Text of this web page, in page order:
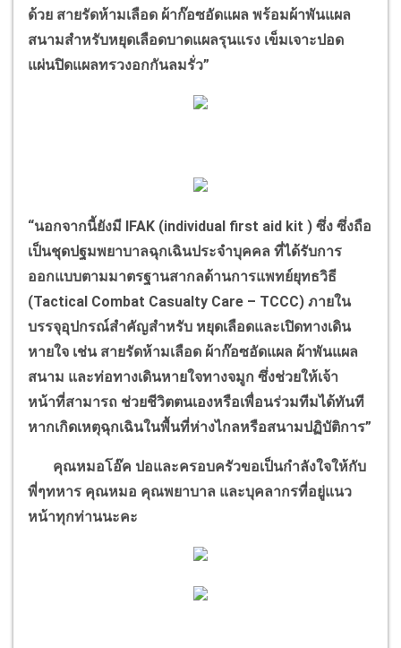
ด้วย สายรัดห้ามเลือด ผ้าก๊อซอัดแผล พร้อมผ้าพันแผล
สนามสำหรับหยุดเลือดบาดแผลรุนแรง เข็มเจาะปอด
แผ่นปิดแผลทรวงอกกันลมรั่ว”
“นอกจากนี้ยังมี IFAK (individual first aid kit ) ซึ่ง ซึ่งถือ
เป็นชุดปฐมพยาบาลฉุกเฉินประจำบุคคล ที่ได้รับการ
ออกแบบตามมาตรฐานสากลด้านการแพทย์ยุทธวิธี
(Tactical Combat Casualty Care – TCCC) ภายใน
บรรจุอุปกรณ์สำคัญสำหรับ หยุดเลือดและเปิดทางเดิน
หายใจ เช่น สายรัดห้ามเลือด ผ้าก๊อซอัดแผล ผ้าพันแผล
สนาม และท่อทางเดินหายใจทางจมูก ซึ่งช่วยให้เจ้า
หน้าที่สามารถ ช่วยชีวิตตนเองหรือเพื่อนร่วมทีมได้ทันที
หากเกิดเหตุฉุกเฉินในพื้นที่ห่างไกลหรือสนามปฏิบัติการ”
คุณหมอโอ๊ค ปอและครอบครัวขอเป็นกำลังใจให้กับ
พี่ๆทหาร คุณหมอ คุณพยาบาล และบุคลากรที่อยู่แนว
หน้าทุกท่านนะคะ